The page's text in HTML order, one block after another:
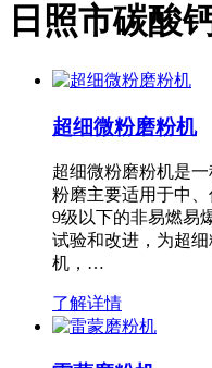
日照市碳酸
超细微粉磨粉机
超细微粉磨粉机是
粉磨主要适用于中
9级以下的非易燃易
试验和改进，为超
机，…
了解详情